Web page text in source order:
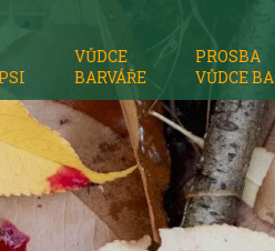
VŮDCE
BARVÁŘE
PROSBA
VŮDCE